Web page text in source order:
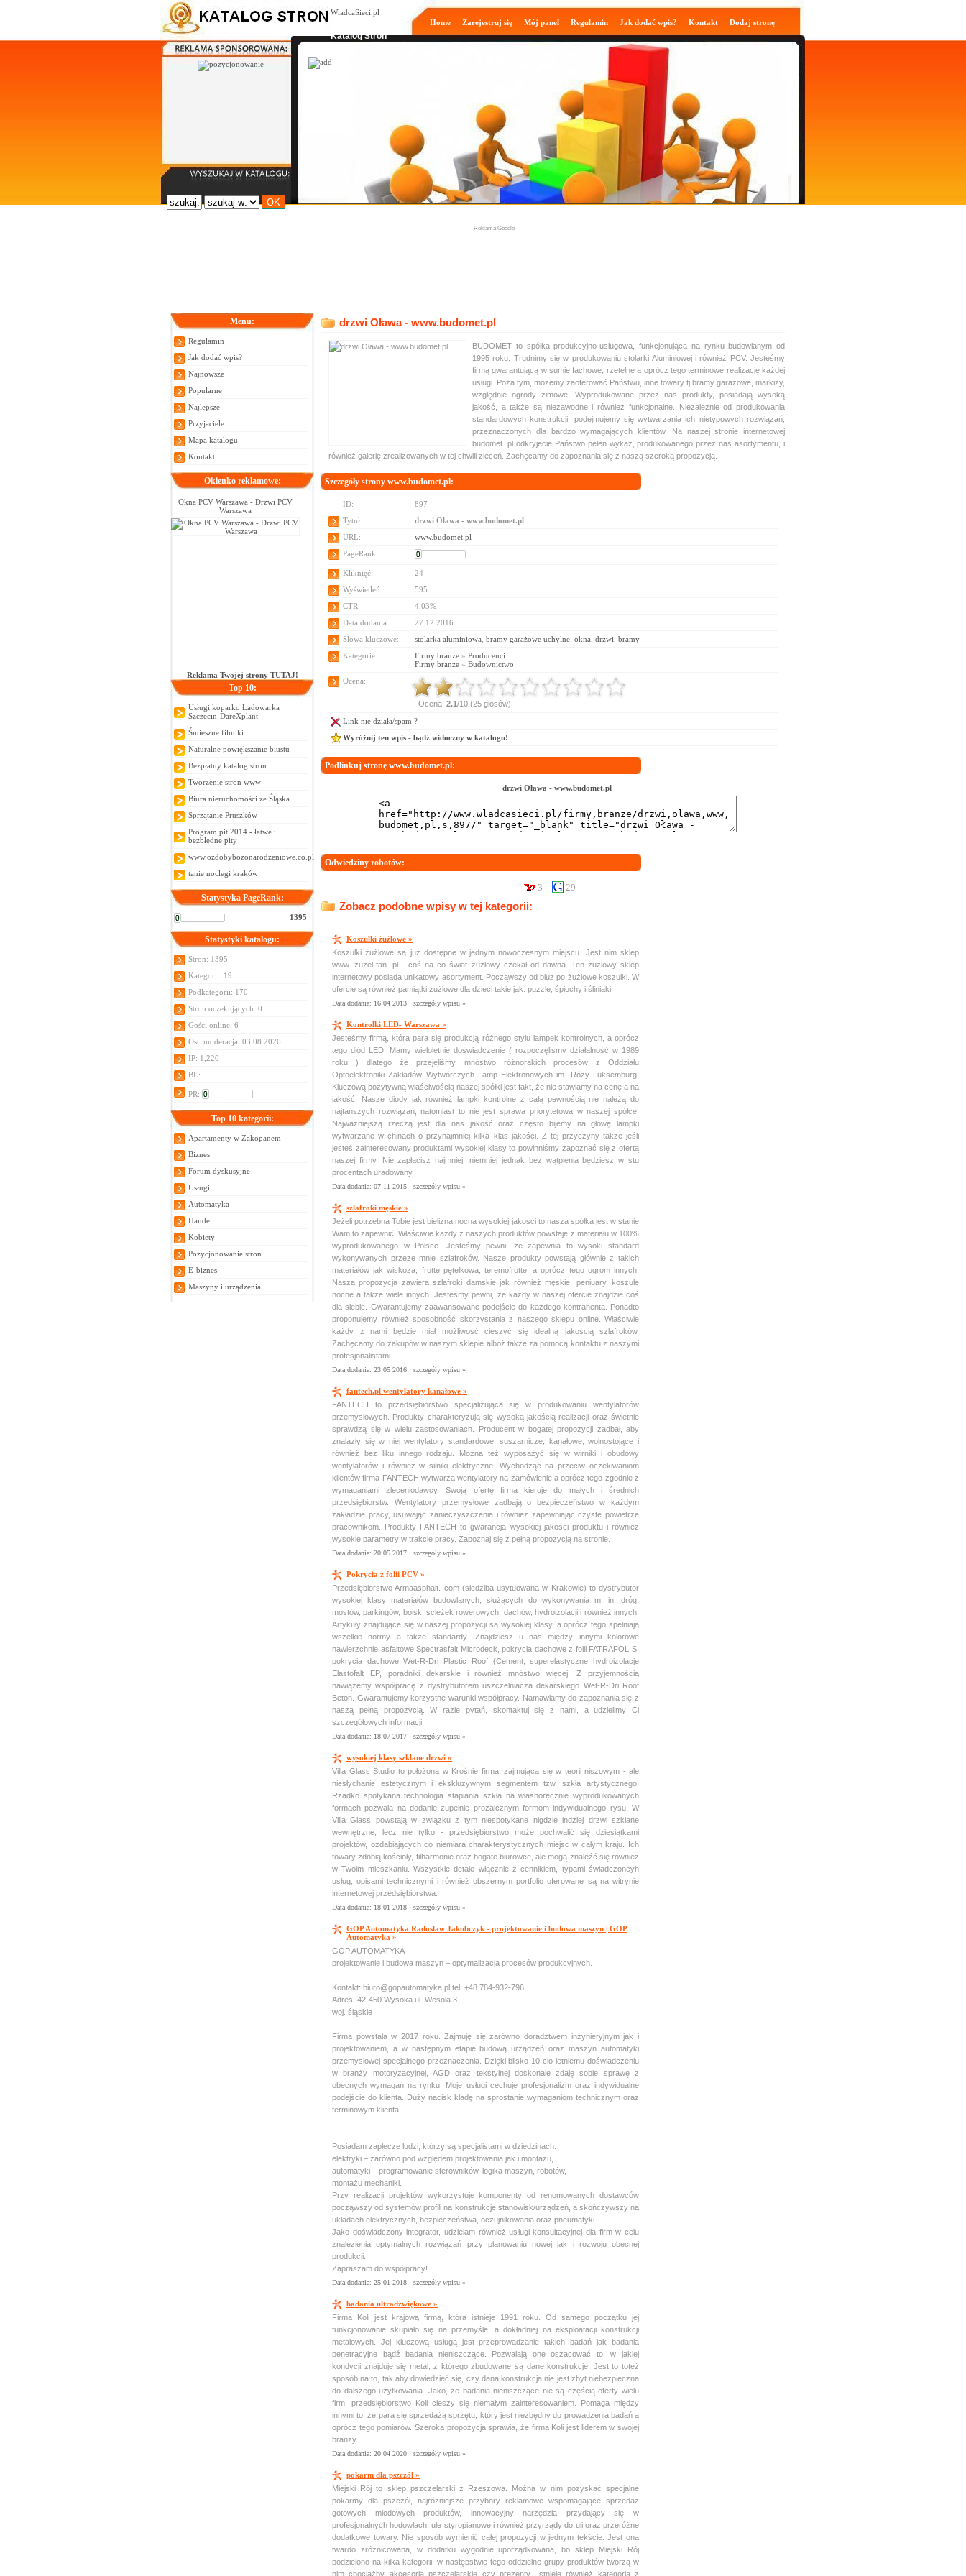
WladcaSieci.pl
Katalog Stron
Home Zarejestruj się Mój panel Regulamin Jak dodać wpis? Kontakt Dodaj stronę
Reklama Google
Menu:
Regulamin
Jak dodać wpis?
Najnowsze
Popularne
Najlepsze
Przyjaciele
Mapa katalogu
Kontakt
Okienko reklamowe:
Okna PCV Warszawa - Drzwi PCV
Warszawa
Reklama Twojej strony TUTAJ!
Top 10:
Usługi koparko Ładowarka
Szczecin-DareXplant
Śmieszne filmiki
Naturalne powiększanie biustu
Bezpłatny katalog stron
Tworzenie stron www
Biura nieruchomości ze Śląska
Sprzątanie Pruszków
Program pit 2014 - łatwe i
bezbłędne pity
www.ozdobybozonarodzeniowe.co.pl
tanie noclegi kraków
Statystyka PageRank:
1395
Statystyki katalogu:
Stron: 1395
Kategorii: 19
Podkategorii: 170
Stron oczekujących: 0
Gości online: 6
Ost. moderacja: 03.08.2026
IP: 1,220
BL:
PR:
Top 10 kategorii:
Apartamenty w Zakopanem
Biznes
Forum dyskusyjne
Usługi
Automatyka
Handel
Kobiety
Pozycjonowanie stron
E-biznes
Maszyny i urządzenia
drzwi Oława - www.budomet.pl
BUDOMET to spółka produkcyjno-usługowa, funkcjonująca na rynku budowlanym od
1995 roku. Trudnimy się w produkowaniu stolarki Aluminiowej i również PCV. Jesteśmy
firmą gwarantującą w sumie fachowe, rzetelne a oprócz tego terminowe realizację każdej
usługi. Poza tym, możemy zaoferować Państwu, inne towary tj bramy garażowe, markizy,
względnie ogrody zimowe. Wyprodukowane przez nas produkty, posiadają wysoką
jakość, a także są niezawodne i również funkcjonalne. Niezależnie od produkowania
standardowych konstrukcji, podejmujemy się wytwarzania ich nietypowych rozwiązań,
przeznaczonych dla bardzo wymagających klientów. Na naszej stronie internetowej
budomet. pl odkryjecie Państwo pełen wykaz, produkowanego przez nas asortymentu, i
również galerię zrealizowanych w tej chwili zleceń. Zachęcamy do zapoznania się z naszą szeroką propozycją.
Szczegóły strony www.budomet.pl:
ID:
897
Tytuł:
drzwi Oława - www.budomet.pl
URL:
www.budomet.pl
PageRank:
Kliknięć:
24
Wyświetleń:
595
CTR:
4.03%
Data dodania:
27 12 2016
Słowa kluczowe:
stolarka aluminiowa bramy garażowe uchylne okna drzwi bramy
Kategorie:
Firmy branże » Producenci
Firmy branże » Budownictwo
Ocena:
Ocena: 2.1/10 (25 głosów)
Link nie działa/spam ?
Wyróżnij ten wpis - bądź widoczny w katalogu!
Podlinkuj stronę www.budomet.pl:
drzwi Oława - www.budomet.pl
Odwiedziny robotów:
3 29
Zobacz podobne wpisy w tej kategorii:
Koszulki żużlowe »
Koszulki żużlowe są już dostępne w jednym nowoczesnym miejscu. Jest nim sklep
www. zuzel-fan. pl - coś na co świat żużlowy czekał od dawna. Ten żużlowy sklep
internetowy posiada unikatowy asortyment. Począwszy od bluz po żużlowe koszulki. W
ofercie są również pamiątki żużlowe dla dzieci takie jak: puzzle, śpiochy i śliniaki.
Data dodania: 16 04 2013 · szczegóły wpisu »
Kontrolki LED- Warszawa »
Jesteśmy firmą, która para się produkcją różnego stylu lampek kontrolnych, a oprócz
tego diód LED. Mamy wieloletnie doświadczenie ( rozpoczęliśmy działalność w 1989
roku ) dlatego że przejeliśmy mnóstwo różnorakich procesów z Oddziału
Optoelektroniki Zakładów Wytwórczych Lamp Elektronowych im. Róży Luksemburg.
Kluczową pozytywną właściwością naszej spółki jest fakt, że nie stawiamy na cenę a na
jakość. Nasze diody jak również lampki kontrolne z całą pewnością nie należą do
najtańszych rozwiązań, natomiast to nie jest sprawa priorytetowa w naszej spółce.
Najważniejszą rzeczą jest dla nas jakość oraz często bijemy na głowę lampki
wytwarzane w chinach o przynajmniej kilka klas jakości. Z tej przyczyny także jeśli
jesteś zainteresowany produktami wysokiej klasy to powinniśmy zapoznać się z ofertą
naszej firmy. Nie zapłacisz najmniej, niemniej jednak bez wątpienia będziesz w stu
procentach uradowany.
Data dodania: 07 11 2015 · szczegóły wpisu »
szlafroki męskie »
Jeżeli potrzebna Tobie jest bielizna nocna wysokiej jakości to nasza spółka jest w stanie
Wam to zapewnić. Właściwie każdy z naszych produktów powstaje z materiału w 100%
wyprodukowanego w Polsce. Jesteśmy pewni, że zapewnia to wysoki standard
wykonywanych przeze mnie szlafroków. Nasze produkty powstają głównie z takich
materiałów jak wiskoza, frotte pętelkowa, teremofrotte, a oprócz tego ogrom innych.
Nasza propozycja zawiera szlafroki damskie jak również męskie, peniuary, koszule
nocne a także wiele innych. Jesteśmy pewni, że każdy w naszej ofercie znajdzie coś
dla siebie. Gwarantujemy zaawansowane podejście do każdego kontrahenta. Ponadto
proponujemy również sposobność skorzystania z naszego sklepu online. Właściwie
każdy z nami będzie miał możliwość cieszyć się idealną jakością szlafroków.
Zachęcamy do zakupów w naszym sklepie alboż także za pomocą kontaktu z naszymi
profesjonalistami.
Data dodania: 23 05 2016 · szczegóły wpisu »
fantech.pl wentylatory kanałowe »
FANTECH to przedsiębiorstwo specjalizująca się w produkowaniu wentylatorów
przemysłowych. Produkty charakteryzują się wysoką jakością realizacji oraz świetnie
sprawdzą się w wielu zastosowaniach. Producent w bogatej propozycji zadbał, aby
znalazły się w niej wentylatory standardowe, suszarnicze, kanałowe, wolnostojące i
również bez liku innego rodzaju. Można też wyposażyć się w wirniki i obudowy
wentylatorów i również w silniki elektryczne. Wychodząc na przeciw oczekiwaniom
klientów firma FANTECH wytwarza wentylatory na zamówienie a oprócz tego zgodnie z
wymaganiami zleceniodawcy. Swoją ofertę firma kieruje do małych i średnich
przedsiębiorstw. Wentylatory przemysłowe zadbają o bezpieczeństwo w każdym
zakładzie pracy, usuwając zanieczyszczenia i również zapewniając czyste powietrze
pracownikom. Produkty FANTECH to gwarancja wysokiej jakości produktu i również
wysokie parametry w trakcie pracy. Zapoznaj się z pełną propozycją na stronie.
Data dodania: 20 05 2017 · szczegóły wpisu »
Pokrycia z folii PCV »
Przedsiębiorstwo Armaasphalt. com (siedziba usytuowana w Krakowie) to dystrybutor
wysokiej klasy materiałów budowlanych, służących do wykonywania m. in. dróg,
mostów, parkingów, boisk, ścieżek rowerowych, dachów, hydroizolacji i również innych.
Artykuły znajdujące się w naszej propozycji są wysokiej klasy, a oprócz tego spełniają
wszelkie normy a także standardy. Znajdziesz u nas między innymi kolorowe
nawierzchnie asfaltowe Spectrasfalt Microdeck, pokrycia dachowe z folii FATRAFOL S,
pokrycia dachowe Wet-R-Dri Plastic Roof {Cement, superelastyczne hydroizolacje
Elastofalt EP, poradniki dekarskie i również mnóstwo więcej. Z przyjemnością
nawiążemy współpracę z dystrybutorem uszczelniacza dekarskiego Wet-R-Dri Roof
Beton. Gwarantujemy korzystne warunki współpracy. Namawiamy do zapoznania się z
naszą pełną propozycją. W razie pytań, skontaktuj się z nami, a udzielimy Ci
szczegółowych informacji.
Data dodania: 18 07 2017 · szczegóły wpisu »
wysokiej klasy szklane drzwi »
Villa Glass Studio to położona w Krośnie firma, zajmująca się w teorii niszowym - ale
niesłychanie estetycznym i ekskluzywnym segmentem tzw. szkła artystycznego.
Rzadko spotykana technologia stapiania szkła na własnoręcznie wyprodukowanych
formach pozwala na dodanie zupełnie prozaicznym formom indywidualnego rysu. W
Villa Glass powstają w związku z tym niespotykane nigdzie indziej drzwi szklane
wewnętrzne, lecz nie tylko - przedsiębiorstwo może pochwalić się dziesiątkami
projektów, ozdabiających co niemiara charakterystycznych miejsc w całym kraju. Ich
towary zdobią kościoły, filharmonie oraz bogate biurowce, ale mogą znaleźć się również
w Twoim mieszkaniu. Wszystkie detale włącznie z cennikiem, typami świadczoncyh
usług, opisami technicznymi i również obszernym portfolio oferowane są na witrynie
internetowej przedsiębiorstwa.
Data dodania: 18 01 2018 · szczegóły wpisu »
GOP Automatyka Radosław Jakubczyk - projektowanie i budowa maszyn | GOP
Automatyka »
GOP AUTOMATYKA
projektowanie i budowa maszyn – optymalizacja procesów produkcyjnych.
Kontakt: biuro@gopautomatyka.pl tel. +48 784-932-796
Adres: 42-450 Wysoka ul. Wesoła 3
woj. śląskie
Firma powstała w 2017 roku. Zajmuję się zarówno doradztwem inżynieryjnym jak i
projektowaniem, a w następnym etapie budową urządzeń oraz maszyn automatyki
przemysłowej specjalnego przeznaczenia. Dzięki blisko 10-cio letniemu doświadczeniu
w branży motoryzacyjnej, AGD oraz tekstylnej doskonale zdaję sobie sprawę z
obecnych wymagań na rynku. Moje usługi cechuje profesjonalizm oraz indywidualne
podejście do klienta. Duży nacisk kładę na sprostanie wymaganiom technicznym oraz
terminowym klienta.
Posiadam zaplecze ludzi, którzy są specjalistami w dziedzinach:
elektryki – zarówno pod względem projektowania jak i montażu,
automatyki – programowanie sterowników, logika maszyn, robotów,
montażu mechaniki.
Przy realizacji projektów wykorzystuje komponenty od renomowanych dostawców
począwszy od systemów profili na konstrukcje stanowisk/urządzeń, a skończywszy na
układach elektrycznych, bezpieczeństwa, oczujnikowania oraz pneumatyki.
Jako doświadczony integrator, udzielam również usługi konsultacyjnej dla firm w celu
znalezienia optymalnych rozwiązań przy planowaniu nowej jak i rozwoju obecnej
produkcji.
Zapraszam do współpracy!
Data dodania: 25 01 2018 · szczegóły wpisu »
badania ultradźwiękowe »
Firma Koli jest krajową firmą, która istnieje 1991 roku. Od samego początku jej
funkcjonowanie skupiało się na przemyśle, a dokładniej na eksploatacji konstrukcji
metalowych. Jej kluczową usługą jest przeprowadzanie takich badań jak badania
penetracyjne bądź badania nieniszczące. Pozwalają one oszacować to, w jakiej
kondycji znajduje się metal, z którego zbudowane są dane konstrukcje. Jest to toteż
sposób na to, tak aby dowiedzieć się, czy dana konstrukcja nie jest zbyt niebezpieczna
do dalszego użytkowania. Jako, że badania nieniszczące nie są częścią oferty wielu
firm, przedsiębiorstwo Koli cieszy się niemałym zainteresowaniem. Pomaga między
innymi to, że para się sprzedażą sprzętu, który jest niezbędny do prowadzenia badań a
oprócz tego pomiarów. Szeroka propozycja sprawia, że firma Koli jest liderem w swojej
branży.
Data dodania: 20 04 2020 · szczegóły wpisu »
pokarm dla pszczół »
Miejski Rój to sklep pszczelarski z Rzeszowa. Można w nim pozyskać specjalne
pokarmy dla pszczół, najróżniejsze przybory reklamowe wspomagające sprzedaż
gotowych miodowych produktów, innowacyjny narzędzia przydający się w
profesjonalnych hodowlach, ule styropianowe i również przyrządy do uli oraz przeróżne
dodatkowe towary. Nie sposób wymienić całej propozycji w jednym tekście. Jest ona
twardo zróżnicowana, w dodatku wygodnie uporządkowana, bo sklep Miejski Rój
podzielono na kilka kategorii, w następstwie tego oddzielne grupy produktów tworzą w
nim chociażby akcesoria pszczelarskie czy prezenty. Istnieje również kategoria z